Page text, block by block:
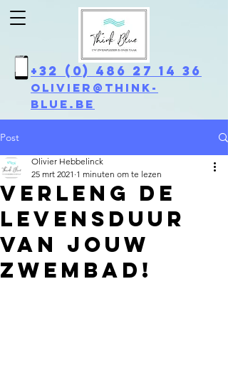
+32 (0) 486 27 14 36
olivier@think-
blue.be
Post
Verleng de
levensduur
van jouw
zwembad!
Olivier Hebbelinck
25 mrt 2021 1 minuten om te lezen